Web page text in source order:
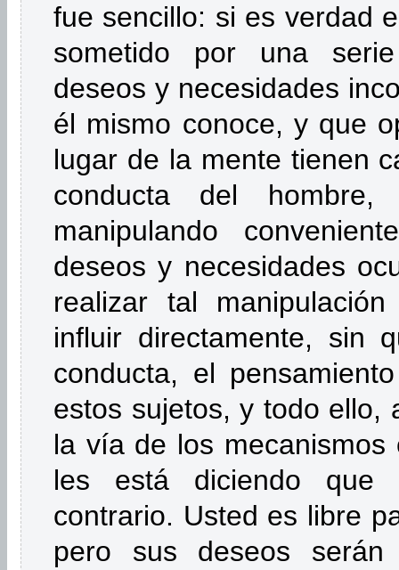
fue sencillo: si es verdad
sometido por una
deseos y necesidades
él mismo conoce, y que
lugar de la mente tienen
conducta del
manipulando
deseos y necesidades
realizar tal
influir directamente, sin
conducta, el
estos sujetos, y todo ello,
la vía de los mecanismos
les está diciendo que
contrario. Usted es libre
pero sus deseos serán